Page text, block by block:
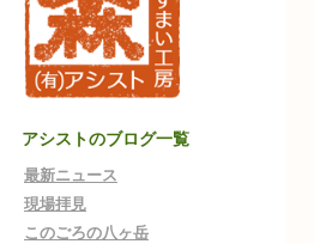
アシストのブログ一覧
最新ニュース
現場拝見
このごろの八ヶ岳